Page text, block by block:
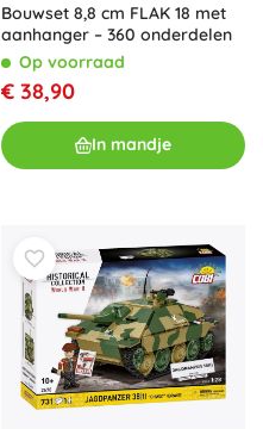
Bouwset 8,8 cm FLAK 18 met
aanhanger – 360 onderdelen
Op voorraad
€ 38,90
In mandje